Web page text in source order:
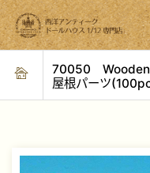
70050 Wooden
屋根パーツ